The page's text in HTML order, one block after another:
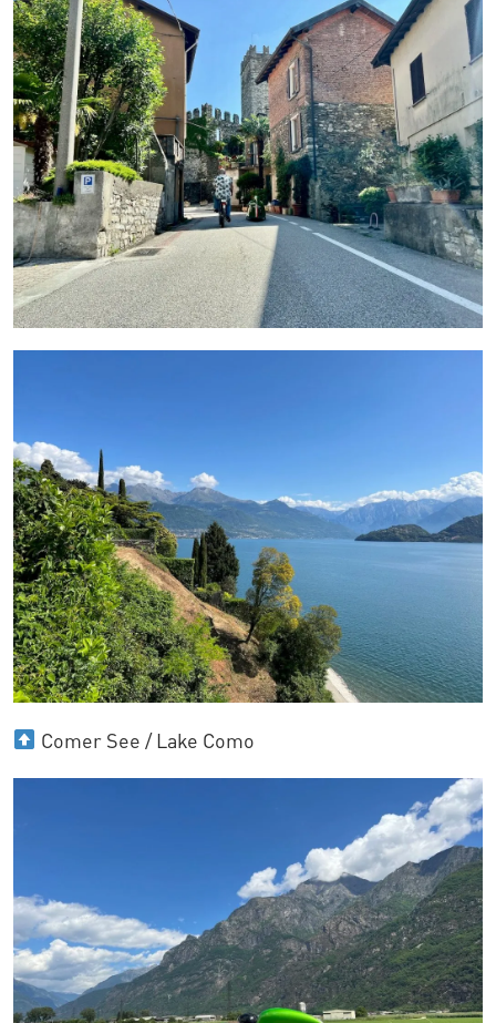
Comer See / Lake Como